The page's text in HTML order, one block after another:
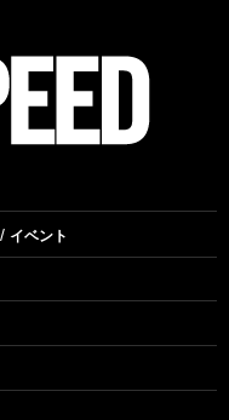
イベント